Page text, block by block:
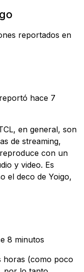
reportados en
hace 7
en general, son
de streaming,
con un
y video. Es
el deco de Yoigo,
8 minutos
horas (como poco